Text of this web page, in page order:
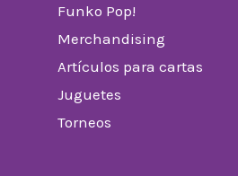
Funko Pop!
Merchandising
Artículos para cartas
Juguetes
Torneos